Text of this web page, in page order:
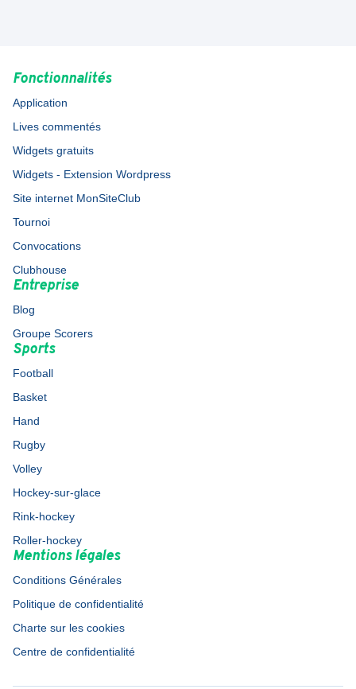
Fonctionnalités
Application
Lives commentés
Widgets gratuits
Widgets - Extension Wordpress
Site internet MonSiteClub
Tournoi
Convocations
Clubhouse
Entreprise
Blog
Groupe Scorers
Sports
Football
Basket
Hand
Rugby
Volley
Hockey-sur-glace
Rink-hockey
Roller-hockey
Mentions légales
Conditions Générales
Politique de confidentialité
Charte sur les cookies
Centre de confidentialité